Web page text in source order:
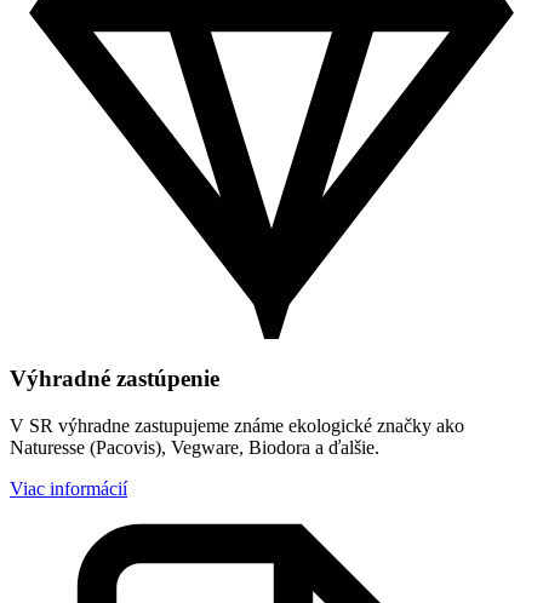
Výhradné zastúpenie
V SR výhradne zastupujeme známe ekologické značky ako
Naturesse (Pacovis), Vegware, Biodora a ďalšie.
Viac informácií